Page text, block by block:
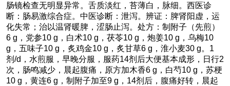
肠镜检查无明显异常。舌质淡红，苔薄白，脉细。西医诊
断：肠易激综合症。中医诊断：泄泻。辨证：脾肾阳虚，运
化失常；治以温肾暖脾，涩肠止泻。处方：制附子（先煎）
6 g，党参10 g，白术10 g，茯苓10 g，炮姜10 g，乌梅10
g，五味子10 g，炙鸡金10 g，炙甘草6 g，淮小麦30 g。1
剂/d，水煎服，早晚分服，服药14剂后大便基本成形，日行2
次，肠鸣减少，晨起腹痛，原方加木香6 g，白芍10 g，苏梗
10 g，黄连6 g，制附子加至9 g，14剂后，腹痛好转，晨起